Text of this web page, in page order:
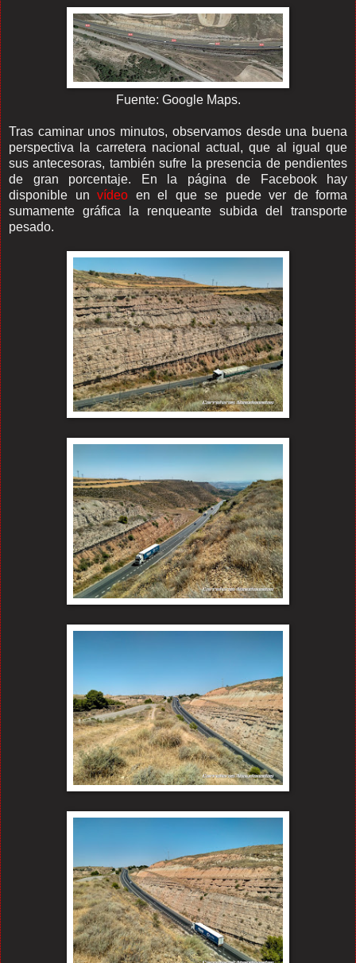
Fuente: Google Maps.
Tras caminar unos minutos, observamos desde una buena
perspectiva la carretera nacional actual, que al igual que
sus antecesoras, también sufre la presencia de pendientes
de gran porcentaje. En la página de Facebook hay
disponible un vídeo en el que se puede ver de forma
sumamente gráfica la renqueante subida del transporte
pesado.